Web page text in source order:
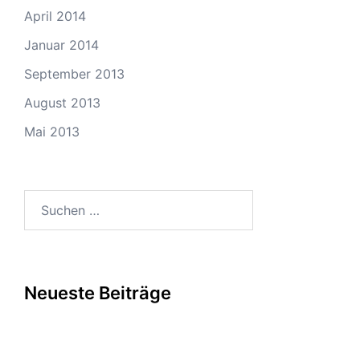
April 2014
Januar 2014
September 2013
August 2013
Mai 2013
Neueste Beiträge